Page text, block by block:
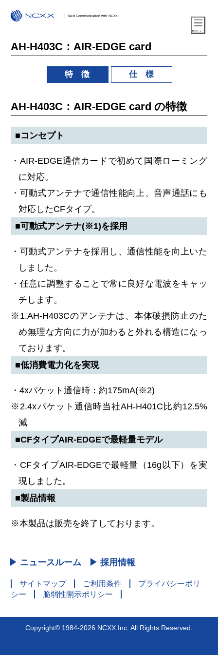
Next Communication with NCXX.
AH-H403C：AIR-EDGE card
特 徴 仕 様
AH-H403C：AIR-EDGE card の特徴
■コンセプト
・AIR-EDGE通信カードで初めて国際ローミング
に対応。
・可動式アンテナで通信性能向上、音声通話にも
対応したCFタイプ。
■可動式アンテナ(※1)を採用
・可動式アンテナを採用し、通信性能を向上いた
しました。
・任意に調整することで常に良好な電波をキャッ
チします。
※1.AH-H403Cのアンテナは、本体破損防止のた
め無理な方向に力が加わると外れる構造になっ
ております。
■低消費電力化を実現
・4xパケット通信時：約175mA(※2)
※2.4xパケット通信時当社AH-H401C比約12.5%
減
■CFタイプAIR-EDGEで最軽量モデル
・CFタイプAIR-EDGEで最軽量（16g以下）を実
現しました。
■製品情報
※本製品は販売を終了しております。
▶ ニュースルーム ▶ 採用情報
サイトマップ ご利用条件
プライバシーポリ
シー
脆弱性開示ポリシー
Copyright© 1984-2026 NCXX Inc. All Rights Reserved.